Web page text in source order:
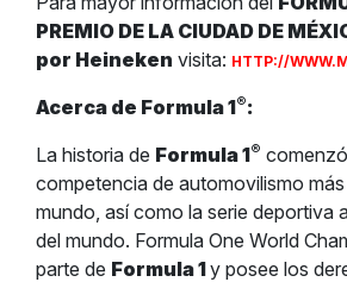
PREMIO DE LA CIUDAD DE
por Heineken visita: HTTP://
Acerca de Formula 1®:
La historia de Formula 1®
competencia de automovilismo
mundo, así como la serie deportiva
del mundo. Formula One World
parte de Formula 1y posee los